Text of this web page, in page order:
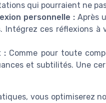
qui pourraient ne
personnelle : Après
Intégrez ces réflexions
: Comme pour toute
et subtilités. Une
vous optimiserez